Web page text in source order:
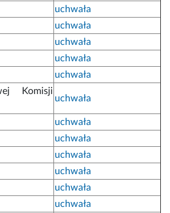
uchwała
uchwała
uchwała
uchwała
uchwała
Komisji
uchwała
uchwała
uchwała
uchwała
uchwała
uchwała
uchwała